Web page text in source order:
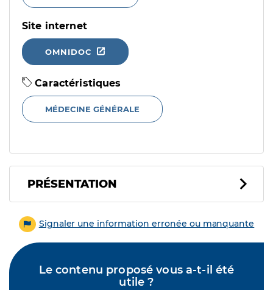
Site internet
OMNIDOC
Caractéristiques
MÉDECINE GÉNÉRALE
PRÉSENTATION
Signaler une information erronée ou manquante
Le contenu proposé vous a-t-il été
utile ?